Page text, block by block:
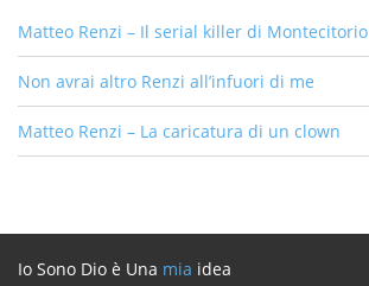
Matteo Renzi – Il serial killer di Montecitorio
Non avrai altro Renzi all’infuori di me
Matteo Renzi – La caricatura di un clown
Io Sono Dio è Una mia idea